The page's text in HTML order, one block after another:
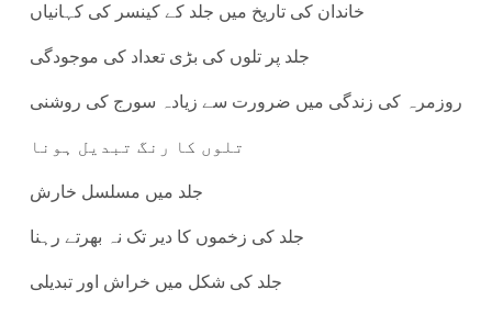
خاندان کی تاریخ میں جلد کے کینسر کی کہانیاں
جلد پر تلوں کی بڑی تعداد کی موجودگی
روزمرہ کی زندگی میں ضرورت سے زیادہ سورج کی روشنی
تلوں کا رنگ تبدیل ہونا
جلد میں مسلسل خارش
جلد کی زخموں کا دیر تک نہ بھرتے رہنا
جلد کی شکل میں خراش اور تبدیلی